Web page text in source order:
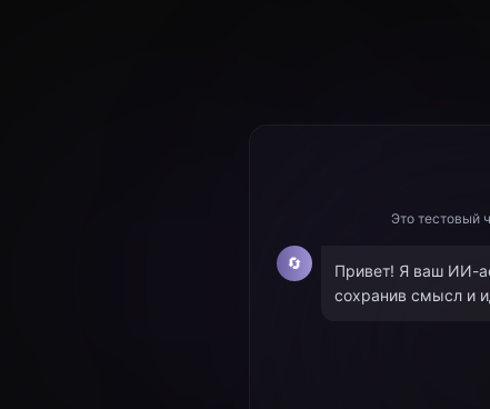
Это тестовый
🔄
Привет! Я ваш ИИ-
сохранив смысл и